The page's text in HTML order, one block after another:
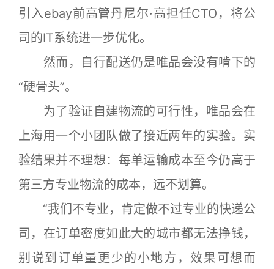
引入ebay前高管丹尼尔·高担任CTO，将公
司的IT系统进一步优化。
然而，自行配送仍是唯品会没有啃下的
“硬骨头”。
为了验证自建物流的可行性，唯品会在
上海用一个小团队做了接近两年的实验。实
验结果并不理想：每单运输成本至今仍高于
第三方专业物流的成本，远不划算。
“我们不专业，肯定做不过专业的快递公
司，在订单密度如此大的城市都无法挣钱，
别说到订单量更少的小地方，效果可想而